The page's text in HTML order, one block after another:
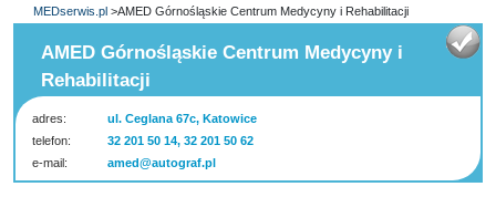
MEDserwis.pl >AMED Górnośląskie Centrum Medycyny i Rehabilitacji
AMED Górnośląskie Centrum Medycyny i
Rehabilitacji
adres:
ul. Ceglana 67c, Katowice
telefon:
32 201 50 14, 32 201 50 62
e-mail:
amed@autograf.pl